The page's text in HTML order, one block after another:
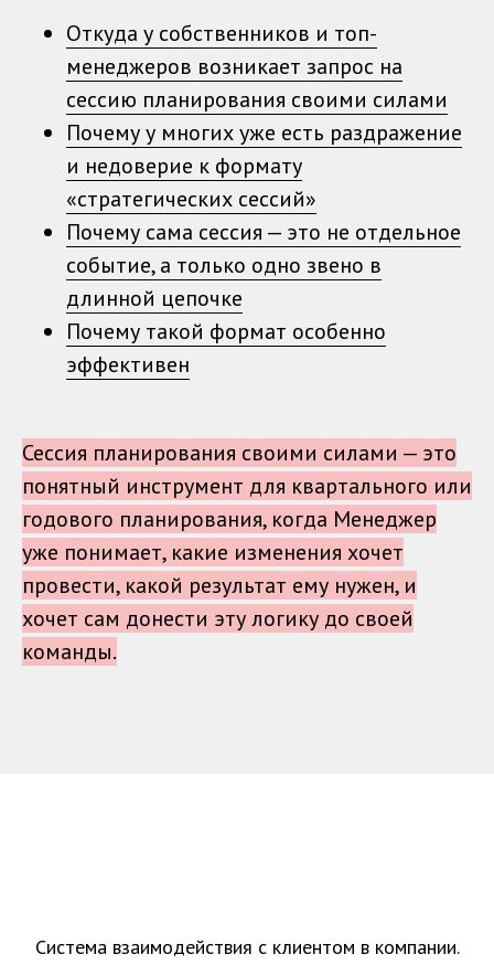
Откуда у собственников и топ-
менеджеров возникает запрос на
сессию планирования своими силами
Почему у многих уже есть раздражение
и недоверие к формату
«стратегических сессий»
Почему сама сессия — это не отдельное
событие, а только одно звено в
длинной цепочке
Почему такой формат особенно
эффективен
Сессия планирования своими силами — это
понятный инструмент для квартального или
годового планирования, когда Менеджер
уже понимает, какие изменения хочет
провести, какой результат ему нужен, и
хочет сам донести эту логику до своей
команды.
Система взаимодействия с клиентом в компании.